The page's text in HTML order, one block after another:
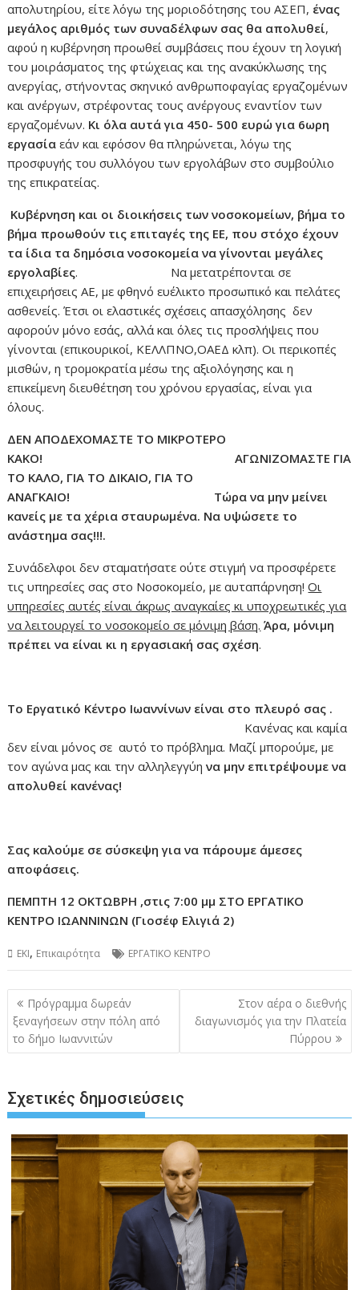
απολυτηρίου, είτε λόγω της μοριοδότησης του ΑΣΕΠ, ένας
μεγάλος αριθμός των συναδέλφων σας θα απολυθεί,
αφού η κυβέρνηση προωθεί συμβάσεις που έχουν τη λογική
του μοιράσματος της φτώχειας και της ανακύκλωσης της
ανεργίας, στήνοντας σκηνικό ανθρωποφαγίας εργαζομένων
και ανέργων, στρέφοντας τους ανέργους εναντίον των
εργαζομένων. Κι όλα αυτά για 450- 500 ευρώ για 6ωρη
εργασία εάν και εφόσον θα πληρώνεται, λόγω της
προσφυγής του συλλόγου των εργολάβων στο συμβούλιο
της επικρατείας.
Κυβέρνηση και οι διοικήσεις των νοσοκομείων, βήμα το
βήμα προωθούν τις επιταγές της ΕΕ, που στόχο έχουν
τα ίδια τα δημόσια νοσοκομεία να γίνονται μεγάλες
εργολαβίες. Να μετατρέπονται σε
επιχειρήσεις ΑΕ, με φθηνό ευέλικτο προσωπικό και πελάτες
ασθενείς. Έτσι οι ελαστικές σχέσεις απασχόλησης δεν
αφορούν μόνο εσάς, αλλά και όλες τις προσλήψεις που
γίνονται (επικουρικοί, ΚΕΛΛΠΝΟ,ΟΑΕΔ κλπ). Οι περικοπές
μισθών, η τρομοκρατία μέσω της αξιολόγησης και η
επικείμενη διευθέτηση του χρόνου εργασίας, είναι για
όλους.
ΔΕΝ ΑΠΟΔΕΧΟΜΑΣΤΕ ΤΟ ΜΙΚΡΟΤΕΡΟ
ΚΑΚΟ! ΑΓΩΝΙΖΟΜΑΣΤΕ ΓΙΑ
ΤΟ ΚΑΛΟ, ΓΙΑ ΤΟ ΔΙΚΑΙΟ, ΓΙΑ ΤΟ
ΑΝΑΓΚΑΙΟ! Τώρα να μην μείνει
κανείς με τα χέρια σταυρωμένα. Να υψώσετε το
ανάστημα σας!!!.
Συνάδελφοι δεν σταματήσατε ούτε στιγμή να προσφέρετε
τις υπηρεσίες σας στο Νοσοκομείο, με αυταπάρνηση!Οι
υπηρεσίες αυτές είναι άκρως αναγκαίες κι υποχρεωτικές για
να λειτουργεί το νοσοκομείο σε μόνιμη βάση. Άρα, μόνιμη
πρέπει να είναι κι η εργασιακή σας σχέση.
Το Εργατικό Κέντρο Ιωαννίνων είναι στο πλευρό σας .
Κανένας και καμία
δεν είναι μόνος σε αυτό το πρόβλημα. Μαζί μπορούμε, με
τον αγώνα μας και την αλληλεγγύηνα μην επιτρέψουμε να
απολυθεί κανένας!
Σας καλούμε σε σύσκεψη για να πάρουμε άμεσες
αποφάσεις.
ΠΕΜΠΤΗ 12 ΟΚΤΩΒΡΗ ,στις 7:00 μμ ΣΤΟ ΕΡΓΑΤΙΚΟ
ΚΕΝΤΡΟ ΙΩΑΝΝΙΝΩΝ (Γιοσέφ Ελιγιά 2)
ΕΚΙ, Επικαιρότητα ΕΡΓΑΤΙΚΟ ΚΕΝΤΡΟ
Πλοήγηση
άρθρων
Πρόγραμμα δωρεάν
ξεναγήσεων στην πόλη από
το δήμο Ιωαννιτών
Στον αέρα ο διεθνής
διαγωνισμός για την Πλατεία
Πύρρου
Σχετικές δημοσιεύσεις